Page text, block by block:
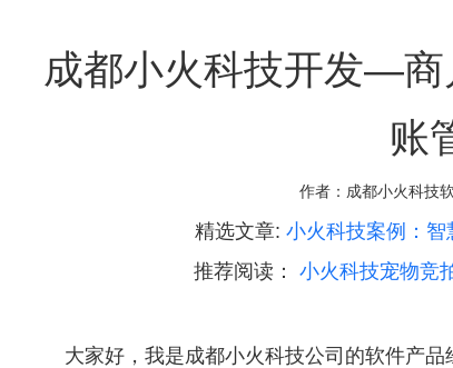
成都小火科技开发—商
账
作者： 成都小火科技
精选文章: 小火科技案例：
推荐阅读： 小火科技宠物竞
大家好，我是成都小火科技公司的软件产